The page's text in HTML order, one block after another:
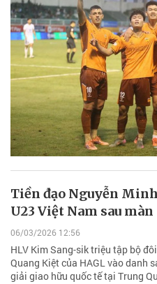
Tiền đạo Nguyễn
U23 Việt Nam sau
06/03/2026 12:56
HLV Kim Sang-sik triệu tập bộ
Quang Kiệt của HAGL vào danh
giải giao hữu quốc tế tại Trung